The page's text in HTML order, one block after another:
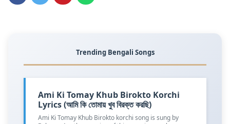
Trending Bengali Songs
Ami Ki Tomay Khub Birokto Korchi
Lyrics (আমি কি তোমায় খুব বিরক্ত করছি)
Ami Ki Tomay Khub Birokto korchi song is sung by